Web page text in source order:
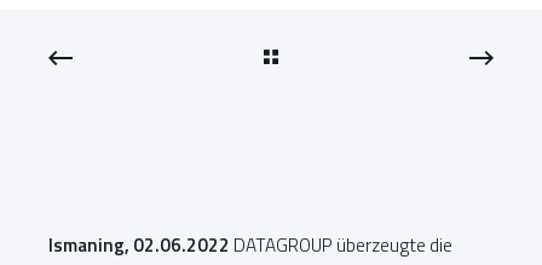
Ismaning, 02.06.2022 DATAGROUP überzeugte die